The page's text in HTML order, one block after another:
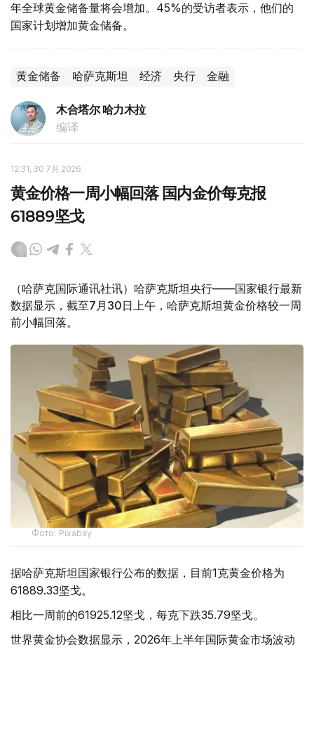
年全球黄金储备量将会增加。45%的受访者表示，他们的
国家计划增加黄金储备。
黄金储备 哈萨克斯坦 经济 央行 金融
木合塔尔 哈力木拉
编译
12:31, 30 7月 2026
黄金价格一周小幅回落 国内金价每克报
61889坚戈
（哈萨克国际通讯社讯）哈萨克斯坦央行——国家银行最新
数据显示，截至7月30日上午，哈萨克斯坦黄金价格较一周
前小幅回落。
Фото: Pixabay
据哈萨克斯坦国家银行公布的数据，目前1克黄金价格为
61889.33坚戈。
相比一周前的61925.12坚戈，每克下跌35.79坚戈。
世界黄金协会数据显示，2026年上半年国际黄金市场波动